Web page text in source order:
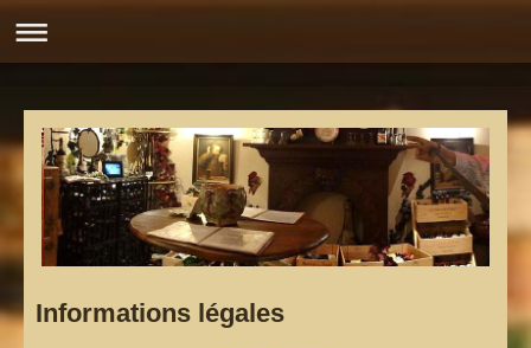
Informations légales